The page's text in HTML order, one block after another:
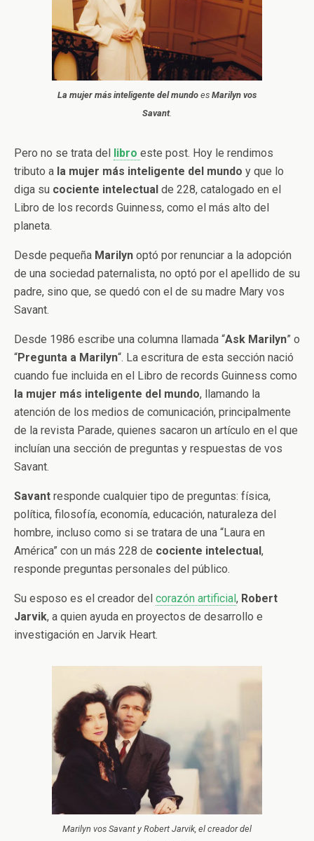
La mujer más inteligente del mundo es Marilyn vos
Savant.
Pero no se trata del libro este post. Hoy le rendimos
tributo a la mujer más inteligente del mundo y que lo
diga su cociente intelectual de 228, catalogado en el
Libro de los records Guinness, como el más alto del
planeta.
Desde pequeña Marilyn optó por renunciar a la adopción
de una sociedad paternalista, no optó por el apellido de su
padre, sino que, se quedó con el de su madre Mary vos
Savant.
Desde 1986 escribe una columna llamada “Ask Marilyn” o
“Pregunta a Marilyn“. La escritura de esta sección nació
cuando fue incluida en el Libro de records Guinness como
la mujer más inteligente del mundo, llamando la
atención de los medios de comunicación, principalmente
de la revista Parade, quienes sacaron un artículo en el que
incluían una sección de preguntas y respuestas de vos
Savant.
Savant responde cualquier tipo de preguntas: física,
política, filosofía, economía, educación, naturaleza del
hombre, incluso como si se tratara de una “Laura en
América” con un más 228 de cociente intelectual,
responde preguntas personales del público.
Su esposo es el creador del corazón artificial, Robert
Jarvik, a quien ayuda en proyectos de desarrollo e
investigación en Jarvik Heart.
Marilyn vos Savant y Robert Jarvik, el creador del